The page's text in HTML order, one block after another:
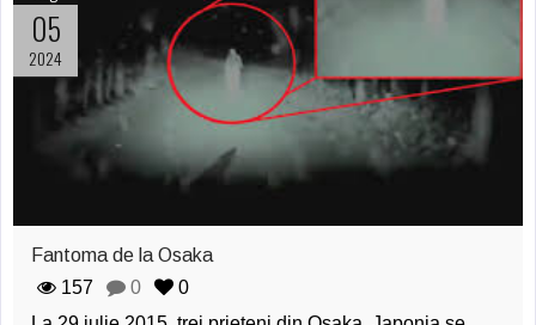
05
2024
Fantoma de la Osaka
157
0
0